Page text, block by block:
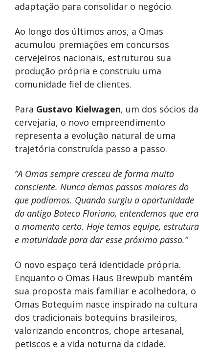
adaptação para consolidar o negócio.
Ao longo dos últimos anos, a Omas
acumulou premiações em concursos
cervejeiros nacionais, estruturou sua
produção própria e construiu uma
comunidade fiel de clientes.
Para Gustavo Kielwagen, um dos sócios da
cervejaria, o novo empreendimento
representa a evolução natural de uma
trajetória construída passo a passo.
“A Omas sempre cresceu de forma muito
consciente. Nunca demos passos maiores do
que podíamos. Quando surgiu a oportunidade
do antigo Boteco Floriano, entendemos que era
o momento certo. Hoje temos equipe, estrutura
e maturidade para dar esse próximo passo.”
O novo espaço terá identidade própria.
Enquanto o Omas Haus Brewpub mantém
sua proposta mais familiar e acolhedora, o
Omas Botequim nasce inspirado na cultura
dos tradicionais botequins brasileiros,
valorizando encontros, chope artesanal,
petiscos e a vida noturna da cidade.